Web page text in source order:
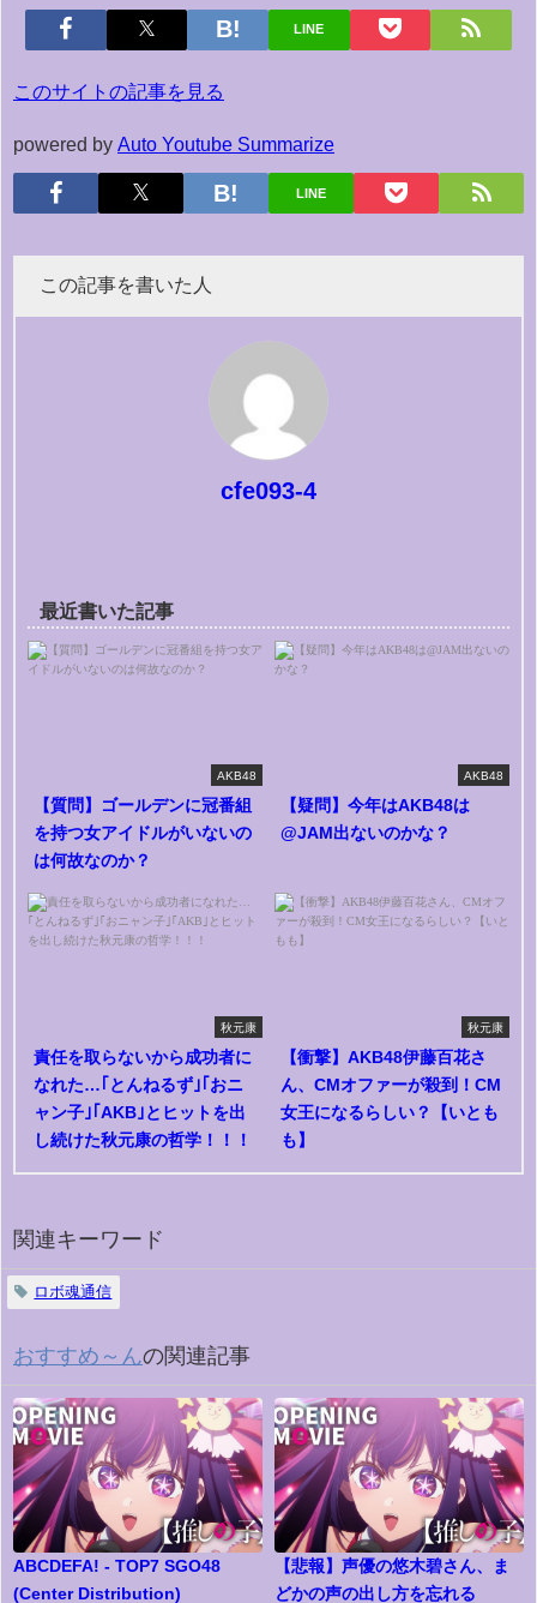
LINE
このサイトの記事を見る
powered by Auto Youtube Summarize
LINE
この記事を書いた人
cfe093-4
最近書いた記事
AKB48
【質問】ゴールデンに冠番組
を持つ女アイドルがいないの
は何故なのか？
AKB48
【疑問】今年はAKB48は
@JAM出ないのかな？
秋元康
責任を取らないから成功者に
なれた…｢とんねるず｣｢おニ
ャン子｣｢AKB｣とヒットを出
し続けた秋元康の哲学！！！
秋元康
【衝撃】AKB48伊藤百花さ
ん、CMオファーが殺到！CM
女王になるらしい？【いとも
も】
関連キーワード
ロボ魂通信
おすすめ～んの関連記事
ABCDEFA! - TOP7 SGO48
(Center Distribution)
【悲報】声優の悠木碧さん、ま
どかの声の出し方を忘れる